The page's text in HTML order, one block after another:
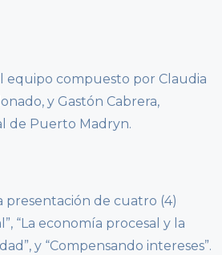
equipo compuesto por Claudia
y Gastón Cabrera,
de Puerto Madryn.
presentación de cuatro (4)
“La economía procesal y la
y “Compensando intereses”.